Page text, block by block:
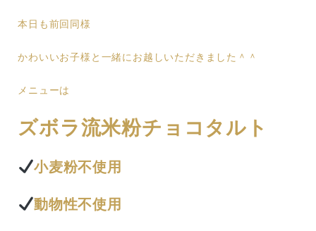
本日も前回同様
かわいいお子様と一緒にお越しいただきました＾＾
メニューは
ズボラ流米粉チョコタルト
小麦粉不使用
動物性不使用